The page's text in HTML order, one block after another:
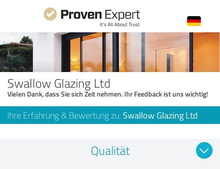
Swallow Glazing Ltd
Vielen Dank, dass Sie sich Zeit nehmen. Ihr Feedback ist uns wichtig!
Ihre Erfahrung & Bewertung zu: Swallow Glazing Ltd
Qualität